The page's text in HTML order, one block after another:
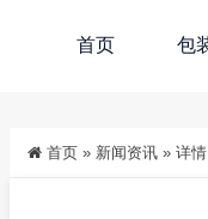
首页 包
首页 » 新闻资讯 » 详情